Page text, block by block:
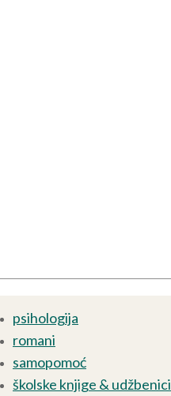
psihologija
romani
samopomoć
školske knjige & udžbenici